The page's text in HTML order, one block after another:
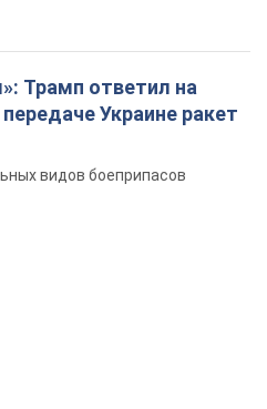
Трамп ответил на
Украине ракет
видов боеприпасов